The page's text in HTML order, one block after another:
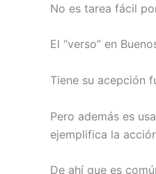
No es tarea fácil
El “verso” en
Tiene su acepción
Pero además es
ejemplifica la
De ahí que es